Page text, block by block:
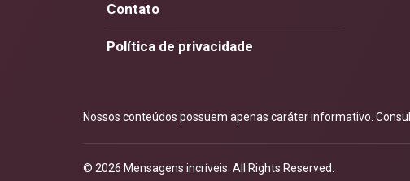
Contato
Política de privacidade
Nossos conteúdos possuem apenas caráter informativo.
© 2026 Mensagens incríveis . All Rights Reserved.